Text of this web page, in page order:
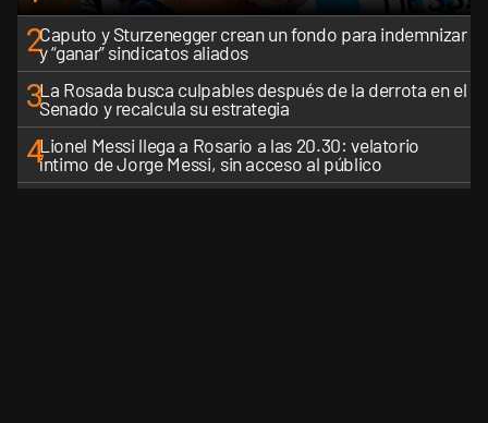
2Caputo y Sturzenegger crean un fondo para indemnizar
y “ganar” sindicatos aliados
3La Rosada busca culpables después de la derrota en el
Senado y recalcula su estrategia
4Lionel Messi llega a Rosario a las 20.30: velatorio
íntimo de Jorge Messi, sin acceso al público